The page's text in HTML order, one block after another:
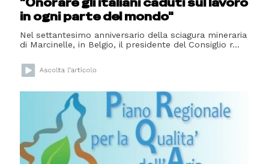
in ogni parte del mondo"
Nel settantesimo anniversario della sciagura mineraria
di Marcinelle, in Belgio, il presidente del Consiglio r...